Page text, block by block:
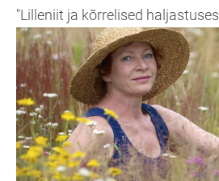
"Lilleniit ja kõrrelised